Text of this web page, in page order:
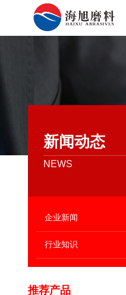
新闻动态
NEWS
企业新闻
行业知识
推荐产品